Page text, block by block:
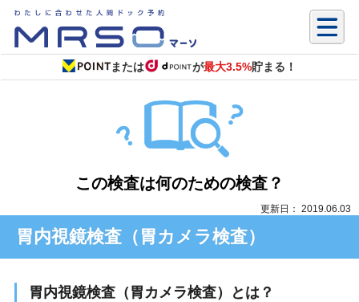
または が最大3.5%貯まる！
この検査は何のための検査？
更新日： 2019.06.03
胃内視鏡検査（胃カメラ検査）
胃内視鏡検査（胃カメラ検査）とは？